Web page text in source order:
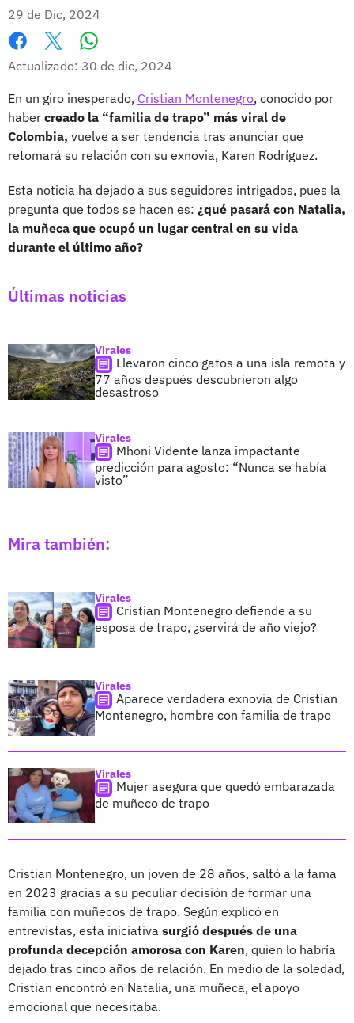
29 de Dic, 2024
Facebook
X
Actualizado: 30 de dic, 2024
En un giro inesperado, Cristian Montenegro, conocido por
haber creado la “familia de trapo” más viral de
Colombia, vuelve a ser tendencia tras anunciar que
retomará su relación con su exnovia, Karen Rodríguez.
Esta noticia ha dejado a sus seguidores intrigados, pues la
pregunta que todos se hacen es: ¿qué pasará con Natalia,
la muñeca que ocupó un lugar central en su vida
durante el último año?
Últimas noticias
Virales
Llevaron cinco gatos a una isla remota y
77 años después descubrieron algo
desastroso
Virales
Mhoni Vidente lanza impactante
predicción para agosto: “Nunca se había
visto”
Mira también:
Virales
Cristian Montenegro defiende a su
esposa de trapo, ¿servirá de año viejo?
Virales
Aparece verdadera exnovia de Cristian
Montenegro, hombre con familia de trapo
Virales
Mujer asegura que quedó embarazada
de muñeco de trapo
Cristian Montenegro, un joven de 28 años, saltó a la fama
en 2023 gracias a su peculiar decisión de formar una
familia con muñecos de trapo. Según explicó en
entrevistas, esta iniciativa surgió después de una
profunda decepción amorosa con Karen, quien lo habría
dejado tras cinco años de relación. En medio de la soledad,
Cristian encontró en Natalia, una muñeca, el apoyo
emocional que necesitaba.